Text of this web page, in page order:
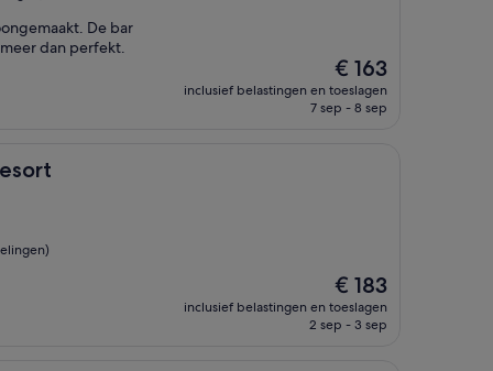
De bar
dan perfekt.
De
prijs
is
€ 163
inclusief belastingen en toeslagen
7 sep - 8 sep
De
prijs
is
€ 183
inclusief belastingen en toeslagen
2 sep - 3 sep